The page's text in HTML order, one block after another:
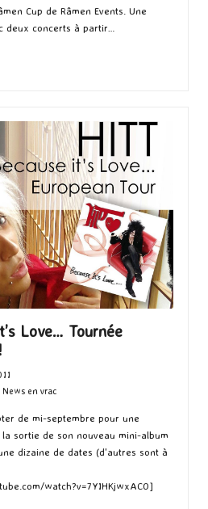
Cup de Râmen Events. Une
deux concerts à partir…
Love… Tournée
News en vrac
de mi-septembre pour une
sortie de son nouveau mini-album
dizaine de dates (d'autres sont à
watch?v=7YIHKjwxAC0]